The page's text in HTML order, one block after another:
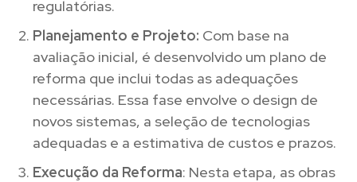
regulatórias.
Planejamento e Projeto: Com base na
avaliação inicial, é desenvolvido um plano de
reforma que inclui todas as adequações
necessárias. Essa fase envolve o design de
novos sistemas, a seleção de tecnologias
adequadas e a estimativa de custos e prazos.
Execução da Reforma: Nesta etapa, as obras